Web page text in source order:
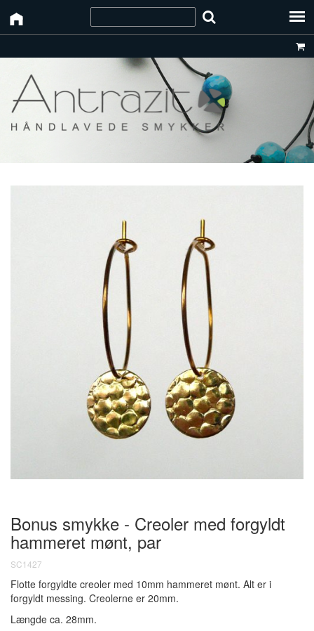
Bonus smykke - Creoler med forgyldt
hammeret mønt, par
SC1427
Flotte forgyldte creoler med 10mm hammeret mønt. Alt er i
forgyldt messing. Creolerne er 20mm.
Længde ca. 28mm.